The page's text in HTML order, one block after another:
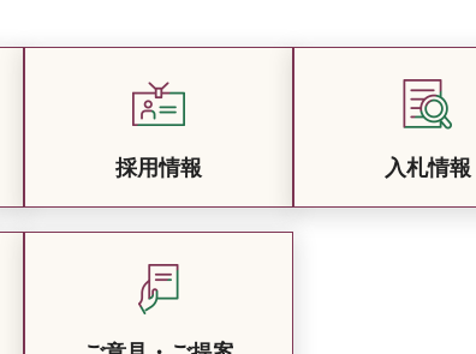
採用情報 入札情報